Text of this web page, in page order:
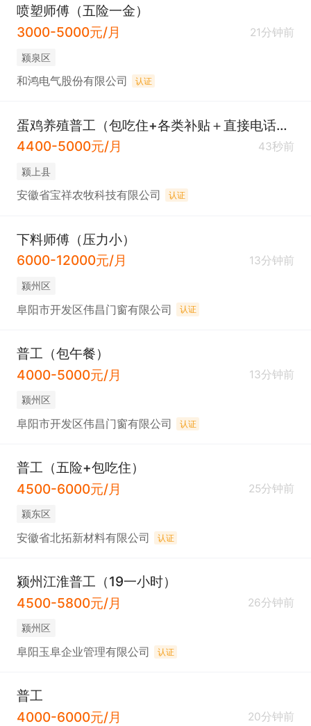
喷塑师傅（五险一金）
3000-5000元/月
21分钟前
颍泉区
和鸿电气股份有限公司 认证
蛋鸡养殖普工（包吃住+各类补贴＋直接电话联系）
4400-5000元/月
43秒前
颍上县
安徽省宝祥农牧科技有限公司 认证
下料师傅（压力小）
6000-12000元/月
13分钟前
颍州区
阜阳市开发区伟昌门窗有限公司 认证
普工（包午餐）
4000-5000元/月
13分钟前
颍州区
阜阳市开发区伟昌门窗有限公司 认证
普工（五险+包吃住）
4500-6000元/月
25分钟前
颍东区
安徽省北拓新材料有限公司 认证
颍州江淮普工（19一小时）
4500-5800元/月
26分钟前
颍州区
阜阳玉阜企业管理有限公司 认证
普工
4000-6000元/月
20分钟前